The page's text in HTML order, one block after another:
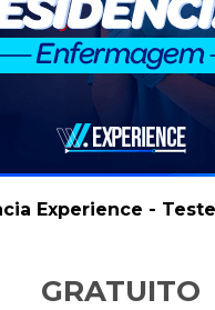
Experience -
GRATUITO